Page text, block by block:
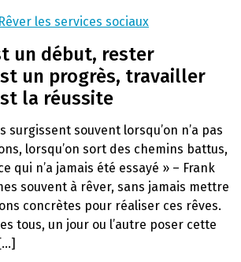
Rêver les services sociaux
un début, rester
un progrès, travailler
la réussite
surgissent souvent lorsqu’on n’a pas
lorsqu’on sort des chemins battus,
qui n’a jamais été essayé » – Frank
souvent à rêver, sans jamais mettre
concrètes pour réaliser ces rêves.
tous, un jour ou l’autre poser cette